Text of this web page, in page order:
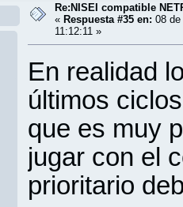
Re:NISEI compatible
« Respuesta #35 en: 08 de
11:12:11 »
En realidad
últimos
que es muy
jugar con el
prioritario